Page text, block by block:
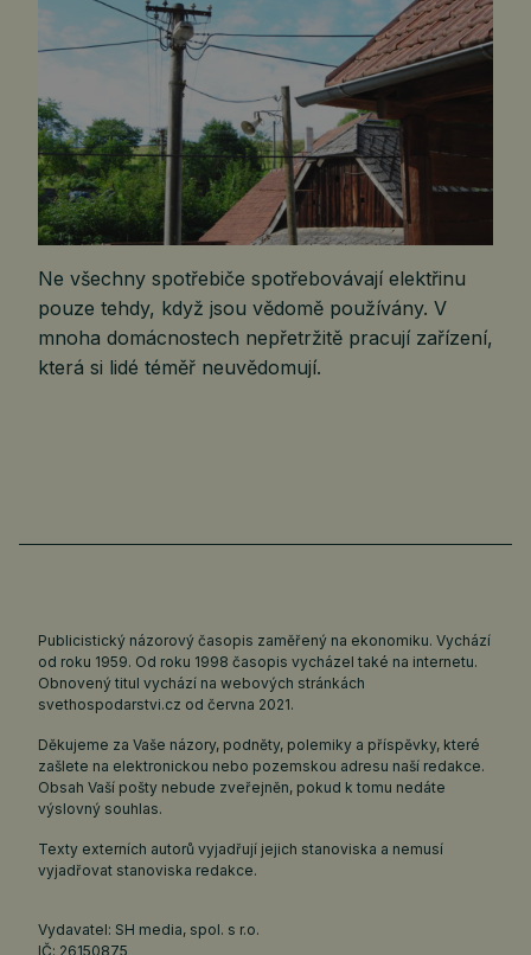
Ne všechny spotřebiče spotřebovávají elektřinu
pouze tehdy, když jsou vědomě používány. V
mnoha domácnostech nepřetržitě pracují zařízení,
která si lidé téměř neuvědomují.
Publicistický názorový časopis zaměřený na ekonomiku. Vychází
od roku 1959. Od roku 1998 časopis vycházel také na internetu.
Obnovený titul vychází na webových stránkách
svethospodarstvi.cz od června 2021.
Děkujeme za Vaše názory, podněty, polemiky a příspěvky, které
zašlete na elektronickou nebo pozemskou adresu naší redakce.
Obsah Vaší pošty nebude zveřejněn, pokud k tomu nedáte
výslovný souhlas.
Texty externích autorů vyjadřují jejich stanoviska a nemusí
vyjadřovat stanoviska redakce.
Vydavatel: SH media, spol. s r.o.
IČ: 26150875